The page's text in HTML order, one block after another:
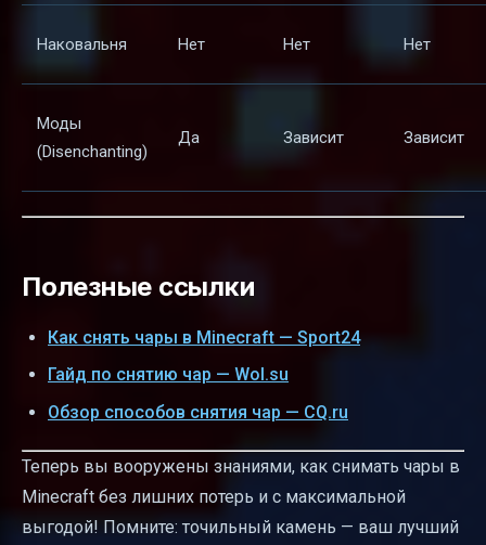
Наковальня Нет Нет Нет
Моды
(Disenchanting)
Да Зависит Зависит
Полезные ссылки
Как снять чары в Minecraft — Sport24
Гайд по снятию чар — Wol.su
Обзор способов снятия чар — CQ.ru
Теперь вы вооружены знаниями, как снимать чары в
Minecraft без лишних потерь и с максимальной
выгодой! Помните: точильный камень — ваш лучший